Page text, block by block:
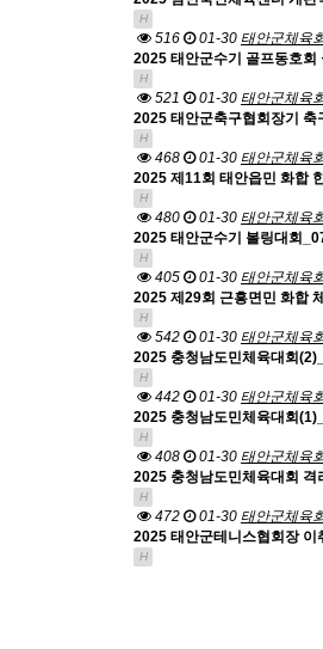
H
516 01-30 태안군체육
2025 태안군수기 골프동호회
H
521 01-30 태안군체육
2025 태안군축구협회장기 축
H
468 01-30 태안군체육
2025 제11회 태안읍민 화합
H
480 01-30 태안군체육
2025 태안군수기 볼링대회
H
405 01-30 태안군체육
2025 제29회 근흥면민 화합
H
542 01-30 태안군체육
2025 충청남도민체육대회
H
442 01-30 태안군체육
2025 충청남도민체육대회
H
408 01-30 태안군체육
2025 충청남도민체육대회 격
H
472 01-30 태안군체육
2025 태안군테니스협회장
H